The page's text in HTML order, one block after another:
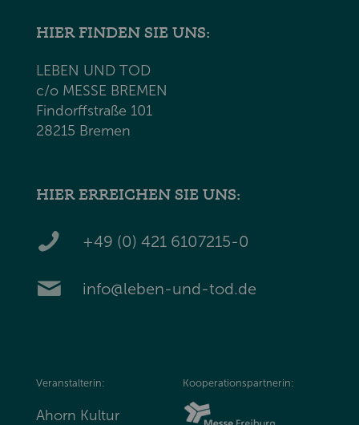
HIER FINDEN SIE UNS:
LEBEN UND TOD
c/o MESSE BREMEN
Findorffstraße 101
28215 Bremen
HIER ERREICHEN SIE UNS:
+49 (0) 421 6107215-0
info@leben-und-tod.de
Veranstalterin:
Ahorn Kultur
Kooperationspartnerin: